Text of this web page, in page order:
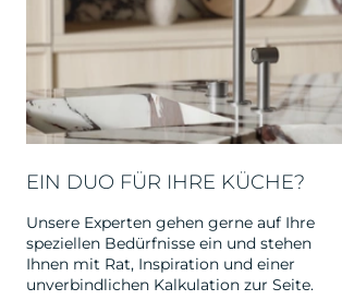
EIN DUO FÜR IHRE KÜCHE?
Unsere Experten gehen gerne auf Ihre
speziellen Bedürfnisse ein und stehen
Ihnen mit Rat, Inspiration und einer
unverbindlichen Kalkulation zur Seite.